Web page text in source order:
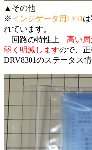
▲その他
※インジゲータ用LED
れています。
回路の特性上、 高い
弱く明滅しますので、
DRV8301のステータス